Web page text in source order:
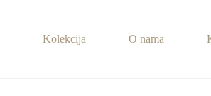
Kolekcija O nama